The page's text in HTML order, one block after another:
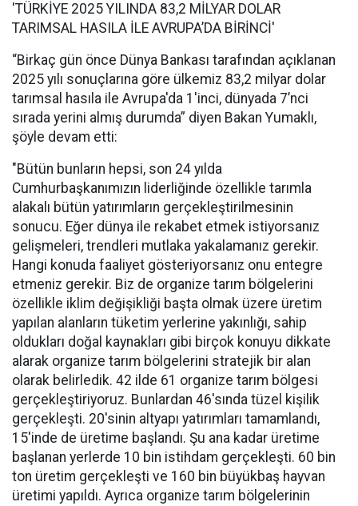
'TÜRKİYE 2025 YILINDA 83,2 MİLYAR DOLAR
TARIMSAL HASILA İLE AVRUPA’DA BİRİNCİ'
“Birkaç gün önce Dünya Bankası tarafından açıklanan
2025 yılı sonuçlarına göre ülkemiz 83,2 milyar dolar
tarımsal hasıla ile Avrupa'da 1'inci, dünyada 7’nci
sırada yerini almış durumda” diyen Bakan Yumaklı,
şöyle devam etti:
"Bütün bunların hepsi, son 24 yılda
Cumhurbaşkanımızın liderliğinde özellikle tarımla
alakalı bütün yatırımların gerçekleştirilmesinin
sonucu. Eğer dünya ile rekabet etmek istiyorsanız
gelişmeleri, trendleri mutlaka yakalamanız gerekir.
Hangi konuda faaliyet gösteriyorsanız onu entegre
etmeniz gerekir. Biz de organize tarım bölgelerini
özellikle iklim değişikliği başta olmak üzere üretim
yapılan alanların tüketim yerlerine yakınlığı, sahip
oldukları doğal kaynakları gibi birçok konuyu dikkate
alarak organize tarım bölgelerini stratejik bir alan
olarak belirledik. 42 ilde 61 organize tarım bölgesi
gerçekleştiriyoruz. Bunlardan 46'sında tüzel kişilik
gerçekleşti. 20'sinin altyapı yatırımları tamamlandı,
15'inde de üretime başlandı. Şu ana kadar üretime
başlanan yerlerde 10 bin istihdam gerçekleşti. 60 bin
ton üretim gerçekleşti ve 160 bin büyükbaş hayvan
üretimi yapıldı. Ayrıca organize tarım bölgelerinin